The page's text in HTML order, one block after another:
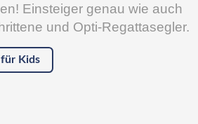
Einsteiger genau wie auch
und Opti-Regattasegler.
für Kids